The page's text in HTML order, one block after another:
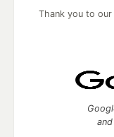
Thank you to